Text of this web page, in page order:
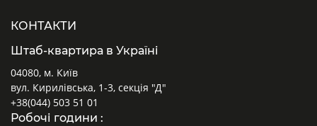
КОНТАКТИ
Штаб-квартира в Україні
04080, м. Київ
вул. Кирилівська, 1-3, секція "Д"
+38(044) 503 51 01
Робочі години :